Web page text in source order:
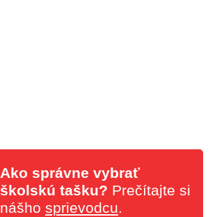
Ako správne vybrať
školskú tašku? Prečítajte si
nášho sprievodcu.